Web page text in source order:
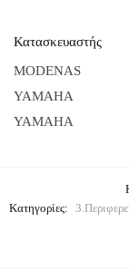
Κατασκευαστής
MODENAS
YAMAHA
YAMAHA
Κατηγορίες: